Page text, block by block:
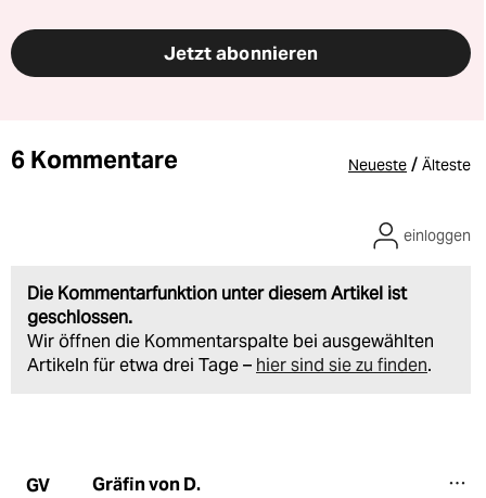
Jetzt abonnieren
6 Kommentare Neueste / Älteste
Die Kommentarfunktion unter diesem Artikel ist
geschlossen.
Wir öffnen die Kommentarspalte bei ausgewählten
Artikeln für etwa drei Tage – hier sind sie zu finden.
einloggen
GV Gräfin von D.